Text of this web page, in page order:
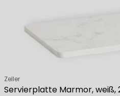
Servierplatte Marmor, weiß,
Verkäufer:
Zeller